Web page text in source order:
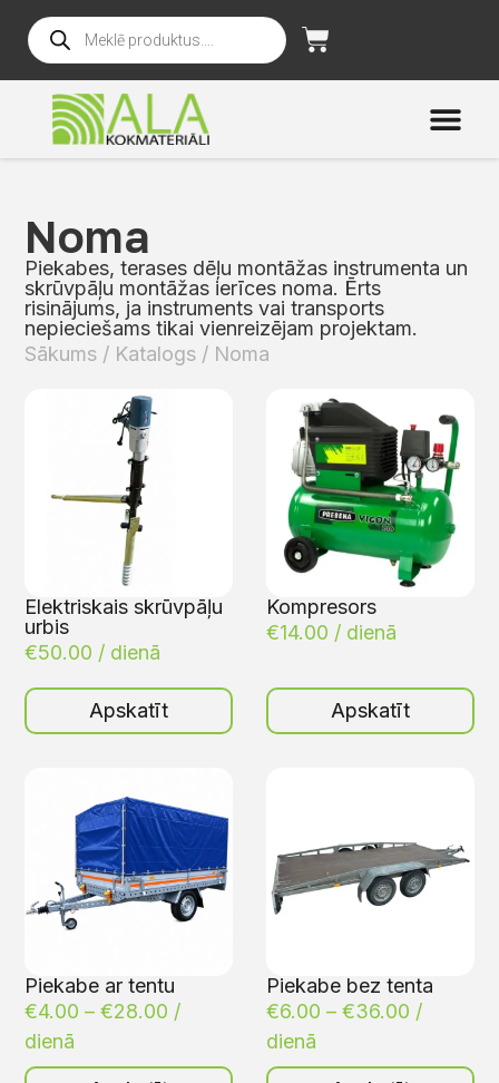
Noma
Piekabes, terases dēļu montāžas instrumenta un
skrūvpāļu montāžas ierīces noma. Ērts
risinājums, ja instruments vai transports
nepieciešams tikai vienreizējam projektam.
Sākums / Katalogs / Noma
Elektriskais skrūvpāļu
urbis
€50.00 / dienā
Apskatīt
Kompresors
€14.00 / dienā
Apskatīt
Piekabe ar tentu
€4.00 – €28.00 /
dienā
Piekabe bez tenta
€6.00 – €36.00 /
dienā